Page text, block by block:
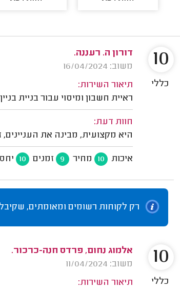
דורון ה. רעננה.
משוב: 16/04/2024
תיאור השירות:
ראיית חשבון ומיסוי עבור בניית
חוות דעת:
היא מקצועית, מבינה את
איכות 10 מחיר 9 זמנים 10 יחס
10
כללי
רק לקוחות רשומים ומאומתים,
אלמוג נחום, פרדס חנה-כרכור.
משוב: 11/04/2024
תיאור השירות:
10
כללי